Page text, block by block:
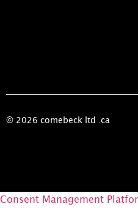
© 2026 comebeck ltd .ca
Consent Management